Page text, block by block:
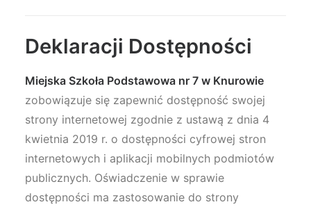
Deklaracji Dostępności
Miejska Szkoła Podstawowa nr 7 w Knurowie
zobowiązuje się zapewnić dostępność swojej
strony internetowej zgodnie z ustawą z dnia 4
kwietnia 2019 r. o dostępności cyfrowej stron
internetowych i aplikacji mobilnych podmiotów
publicznych. Oświadczenie w sprawie
dostępności ma zastosowanie do strony